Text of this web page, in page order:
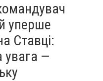
уперше
Ставці:
увага —